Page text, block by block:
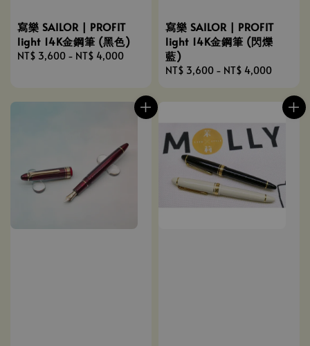
寫樂 SAILOR | PROFIT
light 14K金鋼筆 (黑色)
Regular
NT$ 3,600 - NT$ 4,000
寫樂 SAILOR | PROFIT
light 14K金鋼筆 (閃爍
藍)
Regular
NT$ 3,600 - NT$ 4,000